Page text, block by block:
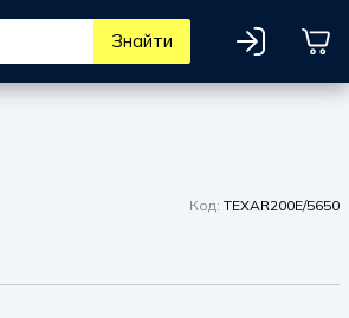
Знайти
Код: TEXAR200E/5650